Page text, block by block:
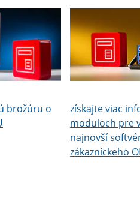
brožúru o
získajte viac
moduloch pre
najnovší
zákazníckeho